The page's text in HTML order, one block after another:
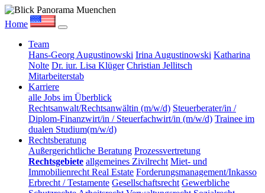
Home
Team
Hans-Georg Augustinowski Irina Augustinowski Katharina
Nolte Dr. iur. Lisa Klüger Christian Jellitsch
Mitarbeiterstab
Karriere
alle Jobs im Überblick
Rechtsanwalt/Rechtsanwältin (m/w/d) Steuerberater/in /
Diplom-Finanzwirt/in / Steuerfachwirt/in (m/w/d) Trainee im
dualen Studium(m/w/d)
Rechtsberatung
Außergerichtliche Beratung Prozessvertretung
Rechtsgebiete allgemeines Zivilrecht Miet- und
Immobilienrecht Real Estate Forderungsmanagement/Inkasso
Erbrecht / Testamente Gesellschaftsrecht Gewerbliche